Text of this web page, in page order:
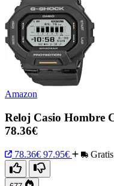
Amazon
Reloj Casio Hombre
78.36€
78.36€ 97.95€ Gratis